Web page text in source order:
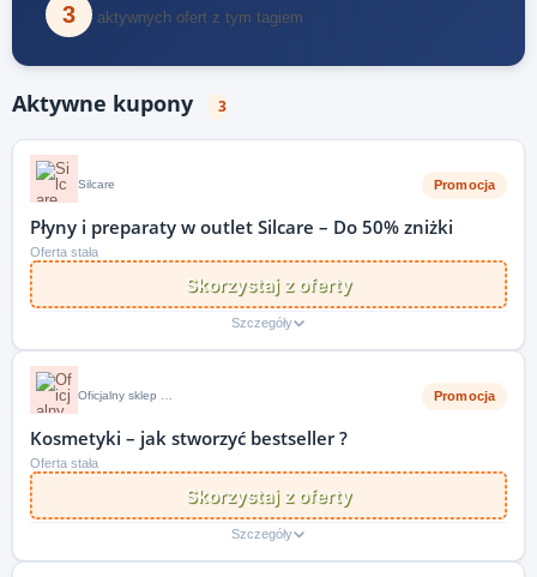
3 aktywnych ofert z tym tagiem
Aktywne kupony 3
Silcare Promocja
Płyny i preparaty w outlet Silcare – Do 50% zniżki
Oferta stała
Skorzystaj z oferty
Szczegóły
Promocja
Kosmetyki – jak stworzyć bestseller ?
Oferta stała
Skorzystaj z oferty
Szczegóły